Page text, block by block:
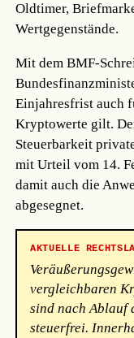
Oldtimer,
Wertgegenstände.
Mit dem BMF-
Einjahresfrist auch
Kryptowerte gilt.
Steuerbarkeit
mit Urteil vom 14.
damit auch die
abgesegnet.
AKTUELLE
vergleichbaren
sind nach
steuerfrei.